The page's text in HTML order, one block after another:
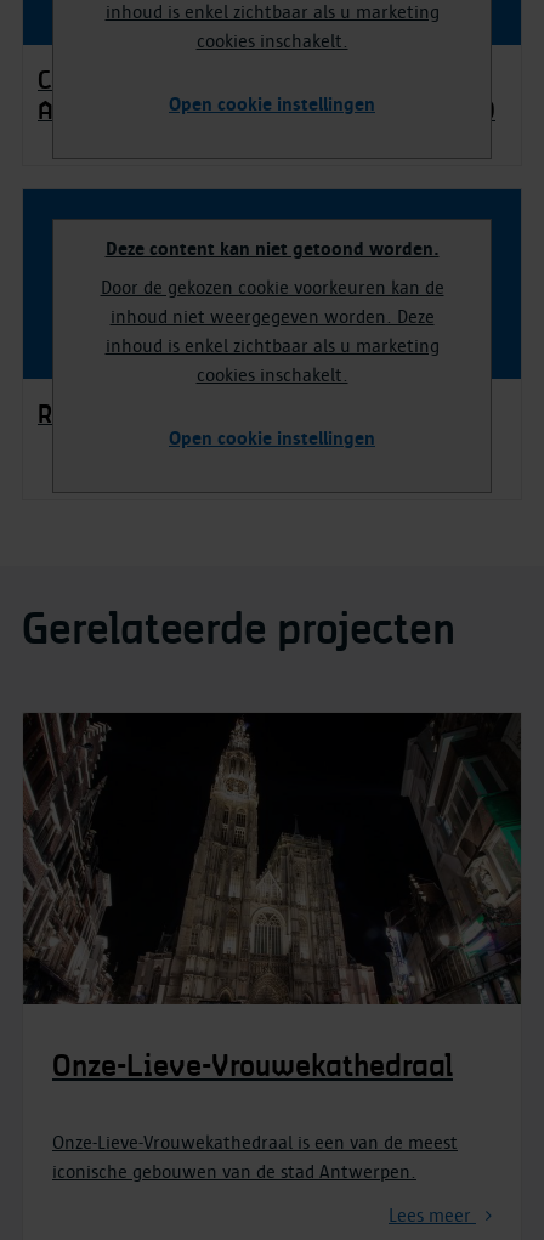
inhoud is enkel zichtbaar als u marketing
cookies inschakelt.
Open cookie instellingen
Calvinist temple in Rubens Garden.
Archaeological excavation 2023 (English)
Deze content kan niet getoond worden.
Door de gekozen cookie voorkeuren kan de
inhoud niet weergegeven worden. Deze
inhoud is enkel zichtbaar als u marketing
cookies inschakelt.
Open cookie instellingen
Restauratie in beeld
Gerelateerde projecten
Onze-Lieve-Vrouwekathedraal
Onze-Lieve-Vrouwekathedraal is een van de meest
iconische gebouwen van de stad Antwerpen.
Lees meer